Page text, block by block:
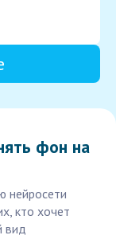
фон на
нейросети
кто хочет
вид